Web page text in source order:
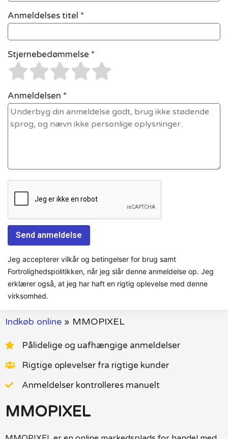
Anmeldelses titel *
Stjernebedømmelse *
Anmeldelsen *
Jeg accepterer vilkår og betingelser for brug samt
Fortrolighedspolitikken, når jeg slår denne anmeldelse op. Jeg
erklærer også, at jeg har haft en rigtig oplevelse med denne
virksomhed.
Indkøb online » MMOPIXEL
Pålidelige og uafhængige anmeldelser
Rigtige oplevelser fra rigtige kunder
Anmeldelser kontrolleres manuelt
MMOPIXEL